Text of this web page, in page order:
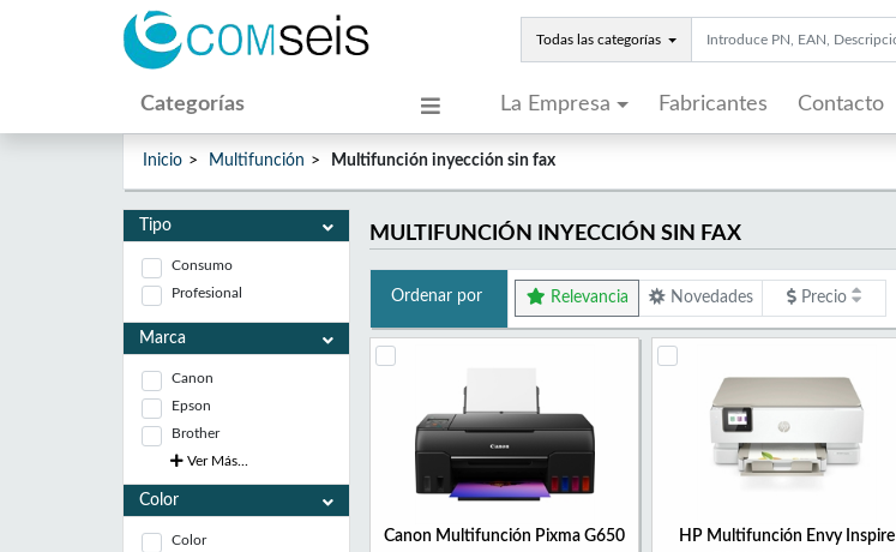
Todas las categorías
Categorías La Empresa Fabricantes Contacto
Inicio Multifunción Multifunción inyección sin fax
Tipo
Consumo
Profesional
Marca
Canon
Epson
Brother
Ver Más...
Color
Color
MULTIFUNCIÓN INYECCIÓN SIN FAX
Ordenar por Relevancia Novedades Precio
Canon Multifunción Pixma G650
HP Multifunción Envy Inspire